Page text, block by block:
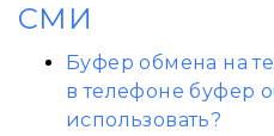
СМИ
Буфер обмена на
в телефоне буфер
использовать?